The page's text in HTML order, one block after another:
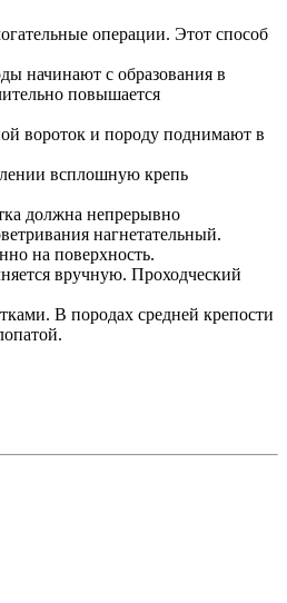
операции. Этот способ
начинают с образования в
повышается
вороток и породу поднимают в
всплошную крепь
должна непрерывно
нагнетательный.
на поверхность.
вручную. Проходческий
В породах средней крепости